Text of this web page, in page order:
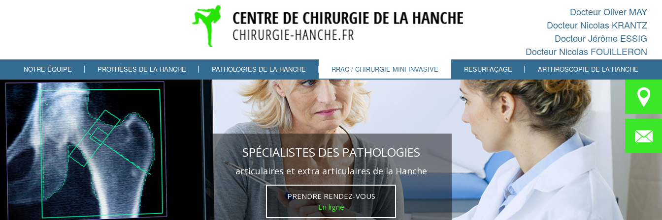
au
contenu
principal
Docteur Oliver MAY
Docteur Nicolas KRANTZ
Docteur Jérôme ESSIG
Docteur Nicolas FOUILLERON
NOTRE ÉQUIPE PROTHÈSES DE LA HANCHE PATHOLOGIES DE LA HANCHE RRAC / CHIRURGIE MINI INVASIVE RESURFAÇAGE ARTHROSCOPIE DE LA HANCHE
SPÉCIALISTES DES PATHOLOGIES
articulaires et extra articulaires de la Hanche
PRENDRE RENDEZ-VOUS
En ligne